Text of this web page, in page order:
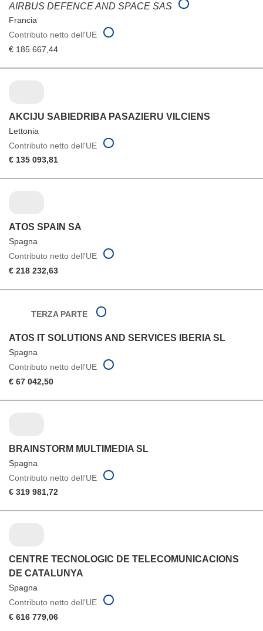
AIRBUS DEFENCE AND SPACE SAS
Francia
Contributo netto dell'UE
€ 185 667,44
AKCIJU SABIEDRIBA PASAZIERU VILCIENS
Lettonia
Contributo netto dell'UE
€ 135 093,81
ATOS SPAIN SA
Spagna
Contributo netto dell'UE
€ 218 232,63
TERZA PARTE
ATOS IT SOLUTIONS AND SERVICES IBERIA SL
Spagna
Contributo netto dell'UE
€ 67 042,50
BRAINSTORM MULTIMEDIA SL
Spagna
Contributo netto dell'UE
€ 319 981,72
CENTRE TECNOLOGIC DE TELECOMUNICACIONS
DE CATALUNYA
Spagna
Contributo netto dell'UE
€ 616 779,06